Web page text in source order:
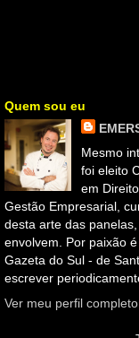
Quem sou eu
Mesmo
foi eleito
em
Gestão Empresarial,
desta arte das
envolvem. Por paixão
Gazeta do Sul - de
escrever
Ver meu perfil completo